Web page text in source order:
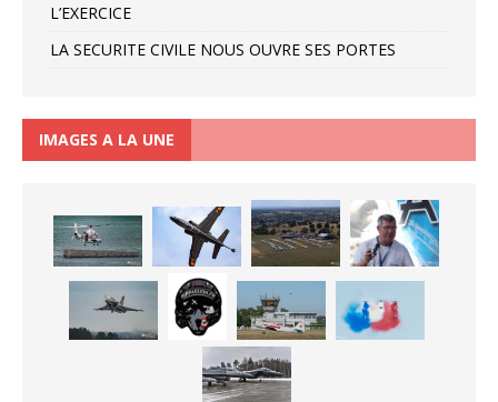
L’EXERCICE
LA SECURITE CIVILE NOUS OUVRE SES PORTES
IMAGES A LA UNE